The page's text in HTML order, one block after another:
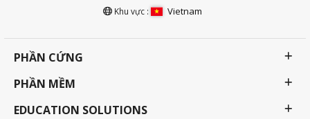
Khu vực : Vietnam
PHẦN CỨNG
PHẦN MỀM
EDUCATION SOLUTIONS